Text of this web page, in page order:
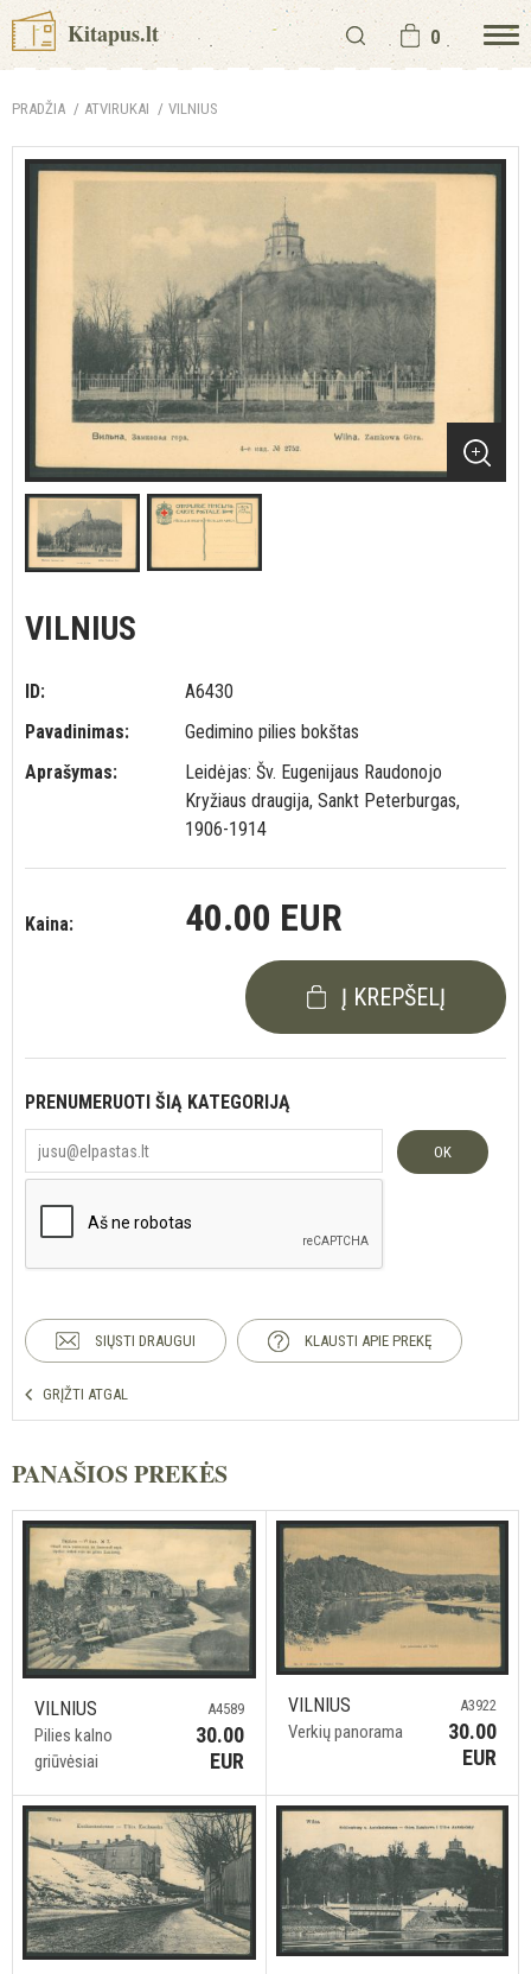
Kitapus.lt 0
PRADŽIA ATVIRUKAI VILNIUS
VILNIUS
ID:
A6430
Pavadinimas:
Gedimino pilies bokštas
Aprašymas:
Leidėjas: Šv. Eugenijaus Raudonojo
Kryžiaus draugija, Sankt Peterburgas,
1906-1914
Kaina: 40.00 EUR
Į KREPŠELĮ
PRENUMERUOTI ŠIĄ KATEGORIJĄ
OK
SIŲSTI DRAUGUI KLAUSTI APIE PREKĘ
GRĮŽTI ATGAL
PANAŠIOS PREKĖS
VILNIUS
Pilies kalno
griūvėsiai
A4589
30.00
EUR
VILNIUS
Verkių panorama
A3922
30.00
EUR